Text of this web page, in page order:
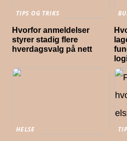
TIPS OG TRIKS
Hvorfor anmeldelser
styrer stadig flere
hverdagsvalg på nett
HELSE